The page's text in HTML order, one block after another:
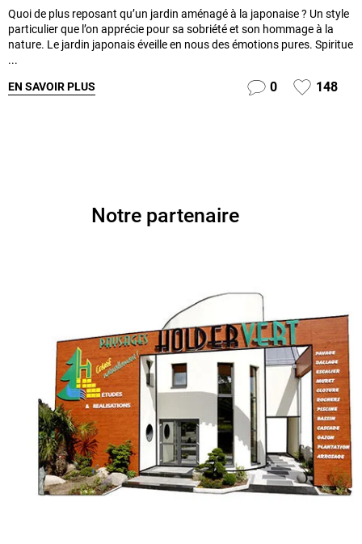
Quoi de plus reposant qu’un jardin aménagé à la japonaise ? Un style
particulier que l’on apprécie pour sa sobriété et son hommage à la
nature. Le jardin japonais éveille en nous des émotions pures. Spiritue
...
EN SAVOIR PLUS 0 148
Notre partenaire